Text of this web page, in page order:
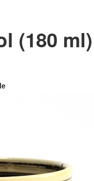
(180 ml)